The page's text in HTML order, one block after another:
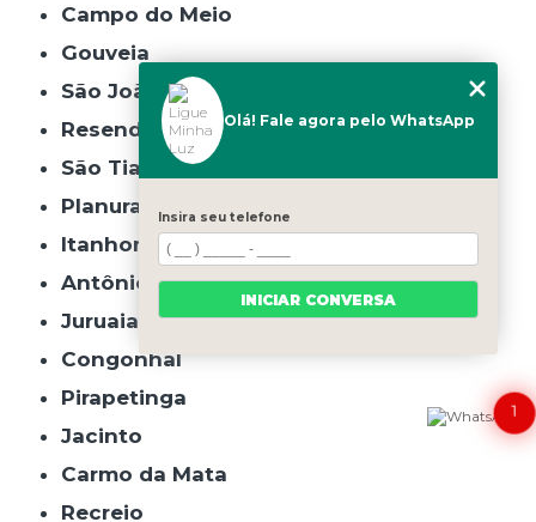
Campo do Meio
Gouveia
São João do Manhuaçu
Resende Costa
São Tiago
Planura
Itanhomi
Antônio Carlos
Juruaia
Congonhal
Pirapetinga
Jacinto
Carmo da Mata
Recreio
1
Olá! Fale agora pelo WhatsApp
Insira seu telefone
INICIAR CONVERSA